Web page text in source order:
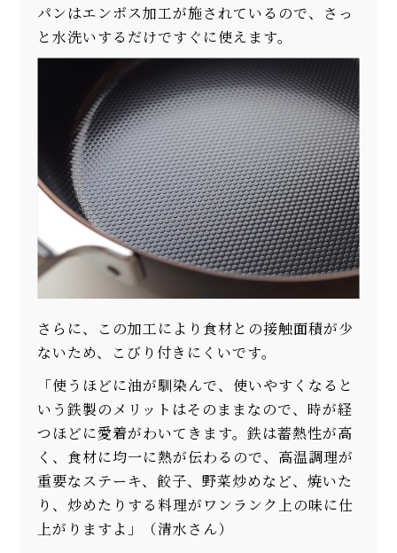
パンはエンボス加工が施されているので、さっ
と水洗いするだけですぐに使えます。
さらに、この加工により食材との接触面積が少
ないため、こびり付きにくいです。
「使うほどに油が馴染んで、使いやすくなると
いう鉄製のメリットはそのままなので、時が経
つほどに愛着がわいてきます。鉄は蓄熱性が高
く、食材に均一に熱が伝わるので、高温調理が
重要なステーキ、餃子、野菜炒めなど、焼いた
り、炒めたりする料理がワンランク上の味に仕
上がりますよ」（清水さん）